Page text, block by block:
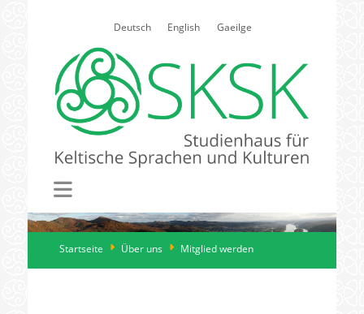
Select your language
Deutsch English Gaeilge
Startseite Über uns Mitglied werden